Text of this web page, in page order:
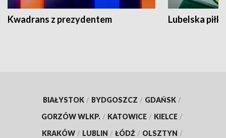
Kwadrans z prezydentem Lubelska piłka
BIAŁYSTOK / BYDGOSZCZ / GDAŃSK /
GORZÓW WLKP. / KATOWICE / KIELCE /
KRAKÓW / LUBLIN / ŁÓDŹ / OLSZTYN /